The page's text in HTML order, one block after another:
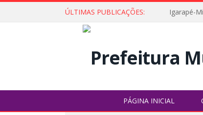
ÚLTIMAS PUBLICAÇÕES:
PÁGINA INICIAL